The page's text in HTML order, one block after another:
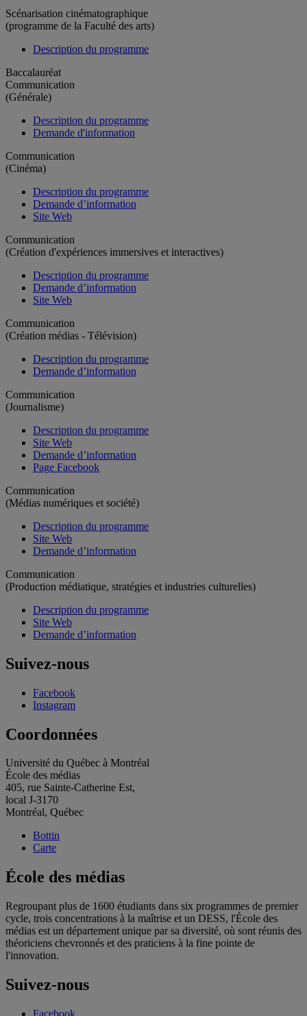
Scénarisation cinématographique
(programme de la Faculté des arts)
Description du programme
Baccalauréat
Communication
(Générale)
Description du programme
Demande d'information
Communication
(Cinéma)
Description du programme
Demande d’information
Site Web
Communication
(Création d'expériences immersives et interactives)
Description du programme
Demande d’information
Site Web
Communication
(Création médias - Télévision)
Description du programme
Demande d’information
Communication
(Journalisme)
Description du programme
Site Web
Demande d’information
Page Facebook
Communication
(Médias numériques et société)
Description du programme
Site Web
Demande d’information
Communication
(Production médiatique, stratégies et industries culturelles)
Description du programme
Site Web
Demande d’information
Suivez-nous
Facebook
Instagram
Coordonnées
Université du Québec à Montréal
École des médias
405, rue Sainte-Catherine Est,
local J-3170
Montréal, Québec
Bottin
Carte
École des médias
Regroupant plus de 1600 étudiants dans six programmes de premier
cycle, trois concentrations à la maîtrise et un DESS, l'École des
médias est un département unique par sa diversité, où sont réunis des
théoriciens chevronnés et des praticiens à la fine pointe de
l'innovation.
Suivez-nous
Facebook